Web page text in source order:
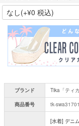
ブランド
Tika「ティカ
商品番号
tk-swa31701
[水着] デニ